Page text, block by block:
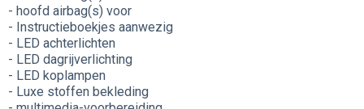
- hoofd airbag(s) voor
- Instructieboekjes aanwezig
- LED achterlichten
- LED dagrijverlichting
- LED koplampen
- Luxe stoffen bekleding